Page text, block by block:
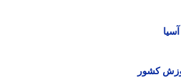
کشور